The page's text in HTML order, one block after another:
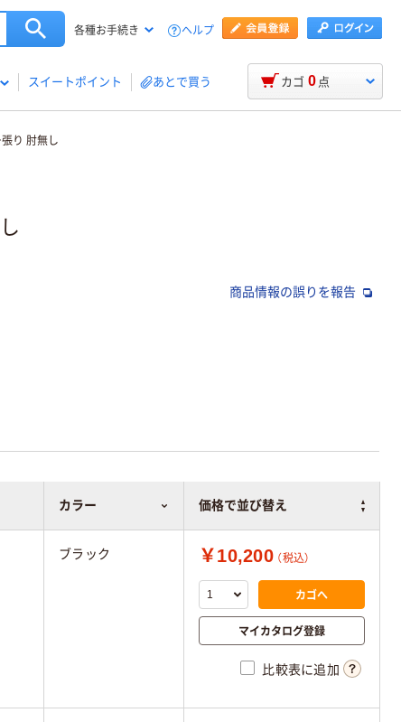
各種お手続き ヘルプ
スイートポイント あとで買う カゴ 0 点
り 肘無し
商品情報の誤りを報告
カラー 価格で並び替え
ブラック ￥10,200 （税込）
カゴへ
マイカタログ登録
比較表に追加